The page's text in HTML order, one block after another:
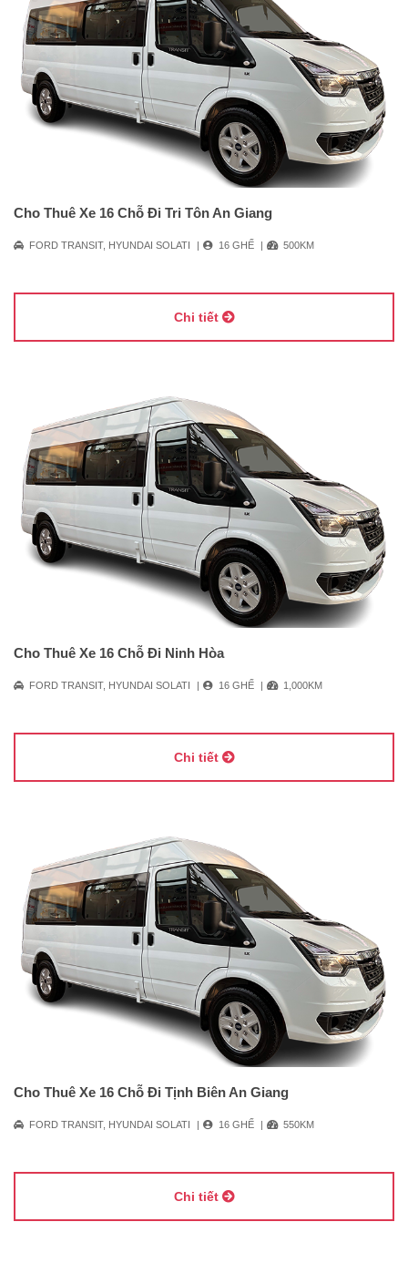
Cho Thuê Xe 16 Chỗ Đi Tri Tôn An Giang
FORD TRANSIT, HYUNDAI SOLATI 16 GHẾ 500KM
Chi tiết
Cho Thuê Xe 16 Chỗ Đi Ninh Hòa
FORD TRANSIT, HYUNDAI SOLATI 16 GHẾ 1,000KM
Chi tiết
Cho Thuê Xe 16 Chỗ Đi Tịnh Biên An Giang
FORD TRANSIT, HYUNDAI SOLATI 16 GHẾ 550KM
Chi tiết